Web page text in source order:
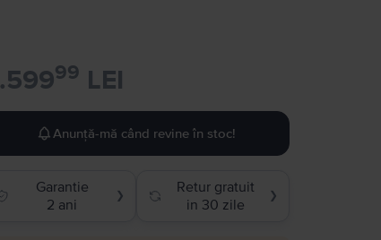
99 LEI
Anunță-mă când revine în stoc!
Garantie
2 ani
❯
Retur gratuit
in 30 zile
❯